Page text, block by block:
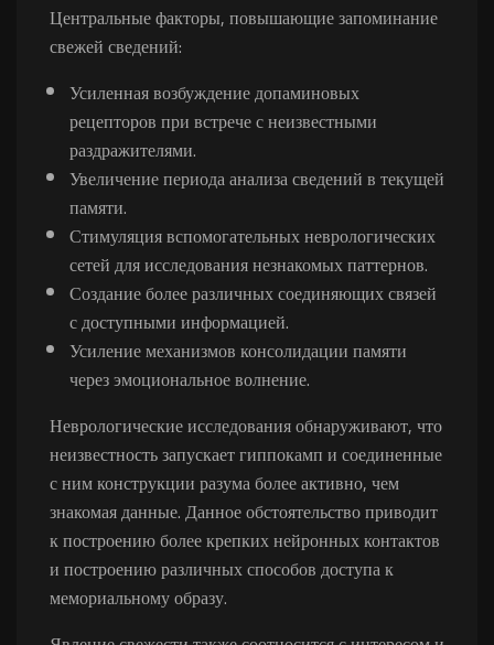
Центральные факторы, повышающие запоминание
свежей сведений:
Усиленная возбуждение допаминовых
рецепторов при встрече с неизвестными
раздражителями.
Увеличение периода анализа сведений в текущей
памяти.
Стимуляция вспомогательных неврологических
сетей для исследования незнакомых паттернов.
Создание более различных соединяющих связей
с доступными информацией.
Усиление механизмов консолидации памяти
через эмоциональное волнение.
Неврологические исследования обнаруживают, что
неизвестность запускает гиппокамп и соединенные
с ним конструкции разума более активно, чем
знакомая данные. Данное обстоятельство приводит
к построению более крепких нейронных контактов
и построению различных способов доступа к
мемориальному образу.